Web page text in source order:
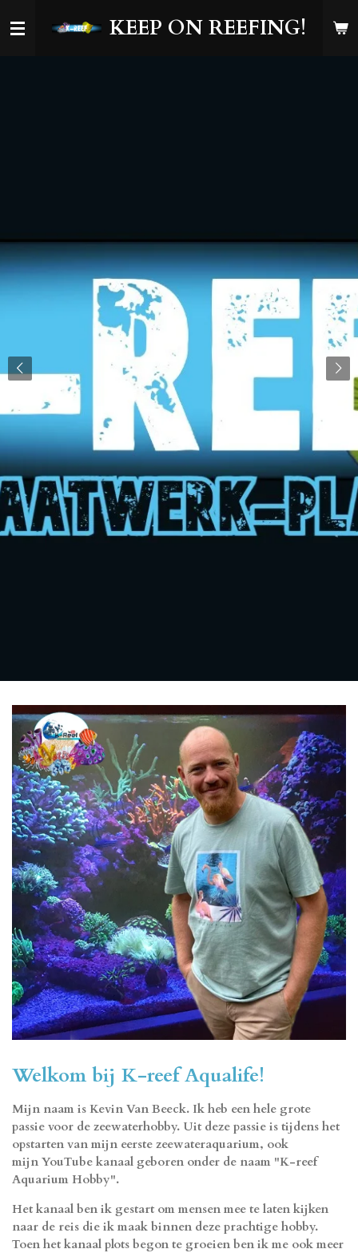
direct
KEEP ON REEFING!
Welkom bij K-reef Aqualife!
Mijn naam is Kevin Van Beeck. Ik heb een hele grote
passie voor de zeewaterhobby. Uit deze passie is tijdens het
opstarten van mijn eerste zeewateraquarium, ook
mijn YouTube kanaal geboren onder de naam ''K-reef
Aquarium Hobby''.
Het kanaal ben ik gestart om mensen mee te laten kijken
naar de reis die ik maak binnen deze prachtige hobby.
Toen het kanaal plots begon te groeien ben ik me ook meer